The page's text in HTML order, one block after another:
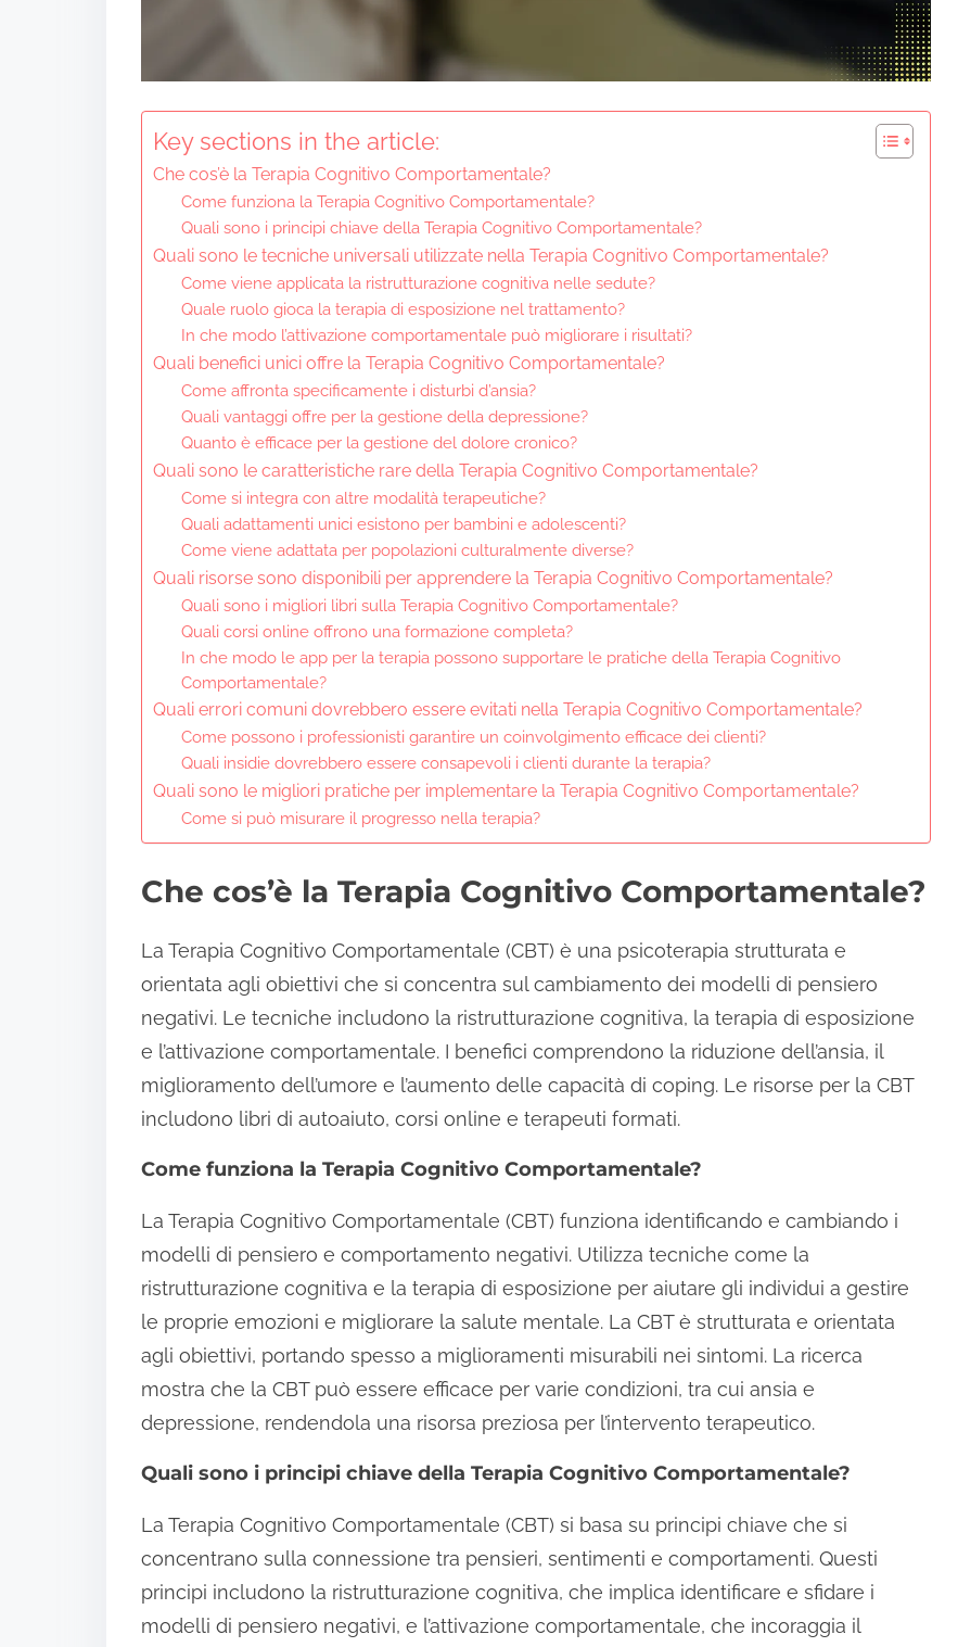
Key sections in the article:
Che cos’è la Terapia Cognitivo Comportamentale?
Come funziona la Terapia Cognitivo Comportamentale?
Quali sono i principi chiave della Terapia Cognitivo Comportamentale?
Quali sono le tecniche universali utilizzate nella Terapia Cognitivo Comportamentale?
Come viene applicata la ristrutturazione cognitiva nelle sedute?
Quale ruolo gioca la terapia di esposizione nel trattamento?
In che modo l’attivazione comportamentale può migliorare i risultati?
Quali benefici unici offre la Terapia Cognitivo Comportamentale?
Come affronta specificamente i disturbi d’ansia?
Quali vantaggi offre per la gestione della depressione?
Quanto è efficace per la gestione del dolore cronico?
Quali sono le caratteristiche rare della Terapia Cognitivo Comportamentale?
Come si integra con altre modalità terapeutiche?
Quali adattamenti unici esistono per bambini e adolescenti?
Come viene adattata per popolazioni culturalmente diverse?
Quali risorse sono disponibili per apprendere la Terapia Cognitivo Comportamentale?
Quali sono i migliori libri sulla Terapia Cognitivo Comportamentale?
Quali corsi online offrono una formazione completa?
In che modo le app per la terapia possono supportare le pratiche della Terapia Cognitivo
Comportamentale?
Quali errori comuni dovrebbero essere evitati nella Terapia Cognitivo Comportamentale?
Come possono i professionisti garantire un coinvolgimento efficace dei clienti?
Quali insidie dovrebbero essere consapevoli i clienti durante la terapia?
Quali sono le migliori pratiche per implementare la Terapia Cognitivo Comportamentale?
Come si può misurare il progresso nella terapia?
Che cos’è la Terapia Cognitivo Comportamentale?
La Terapia Cognitivo Comportamentale (CBT) è una psicoterapia strutturata e
orientata agli obiettivi che si concentra sul cambiamento dei modelli di pensiero
negativi. Le tecniche includono la ristrutturazione cognitiva, la terapia di esposizione
e l’attivazione comportamentale. I benefici comprendono la riduzione dell’ansia, il
miglioramento dell’umore e l’aumento delle capacità di coping. Le risorse per la CBT
includono libri di autoaiuto, corsi online e terapeuti formati.
Come funziona la Terapia Cognitivo Comportamentale?
La Terapia Cognitivo Comportamentale (CBT) funziona identificando e cambiando i
modelli di pensiero e comportamento negativi. Utilizza tecniche come la
ristrutturazione cognitiva e la terapia di esposizione per aiutare gli individui a gestire
le proprie emozioni e migliorare la salute mentale. La CBT è strutturata e orientata
agli obiettivi, portando spesso a miglioramenti misurabili nei sintomi. La ricerca
mostra che la CBT può essere efficace per varie condizioni, tra cui ansia e
depressione, rendendola una risorsa preziosa per l’intervento terapeutico.
Quali sono i principi chiave della Terapia Cognitivo Comportamentale?
La Terapia Cognitivo Comportamentale (CBT) si basa su principi chiave che si
concentrano sulla connessione tra pensieri, sentimenti e comportamenti. Questi
principi includono la ristrutturazione cognitiva, che implica identificare e sfidare i
modelli di pensiero negativi, e l’attivazione comportamentale, che incoraggia il